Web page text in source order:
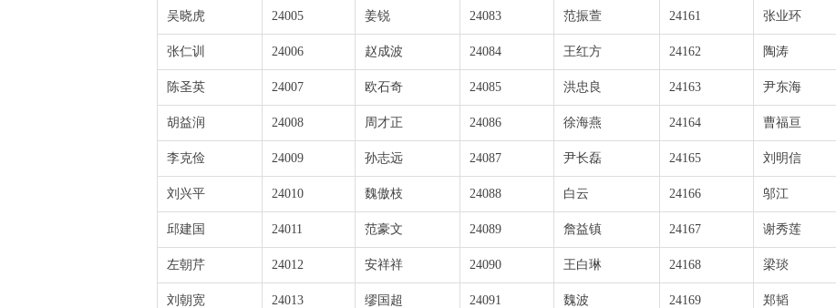
吴晓虎 24005 姜锐 24083 范振萱 24161 张业环
张仁训 24006 赵成波 24084 王红方 24162 陶涛
陈圣英 24007 欧石奇 24085 洪忠良 24163 尹东海
胡益润 24008 周才正 24086 徐海燕 24164 曹福亘
李克俭 24009 孙志远 24087 尹长磊 24165 刘明信
刘兴平 24010 魏傲枝 24088 白云 24166 邬江
邱建国 24011 范豪文 24089 詹益镇 24167 谢秀莲
左朝芹 24012 安祥祥 24090 王白琳 24168 梁琰
刘朝宽 24013 缪国超 24091 魏波 24169 郑韬